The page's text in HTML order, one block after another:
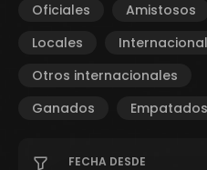
Oficiales
Amistosos
Locales
Otros internacionales
Ganados
Empatados
FECHA DESDE